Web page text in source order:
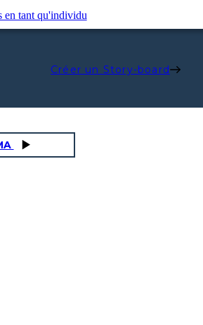
en tant qu'individu
Créer un Story-board